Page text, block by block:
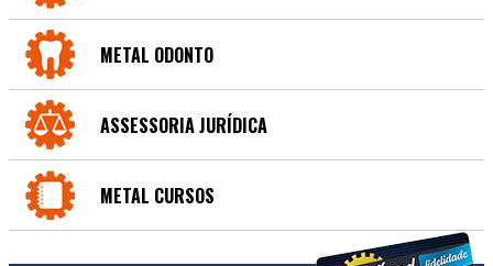
METAL ODONTO
ASSESSORIA JURÍDICA
METAL CURSOS